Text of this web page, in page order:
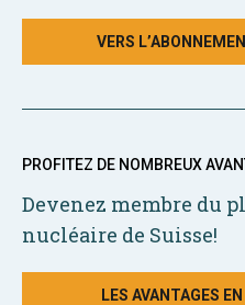
VERS
PROFITEZ DE NOMBREUX
Devenez membre du
nucléaire de Suisse!
LES AVANTAGES